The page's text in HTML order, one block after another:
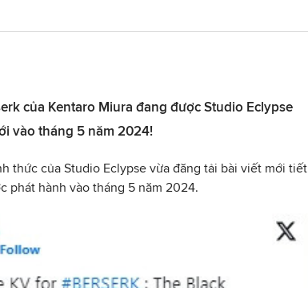
của Kentaro Miura đang được Studio Eclypse
vào tháng 5 năm 2024!
thức của Studio Eclypse vừa đăng tải bài viết mới tiết
phát hành vào tháng 5 năm 2024.